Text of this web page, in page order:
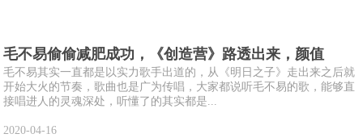
毛不易偷偷减肥成功，《创造营》路透出来，颜值
毛不易其实一直都是以实力歌手出道的，从《明日之子》走出来之后就
开始大火的节奏，歌曲也是广为传唱，大家都说听毛不易的歌，能够直
接唱进人的灵魂深处，听懂了的其实都是...
2020-04-16